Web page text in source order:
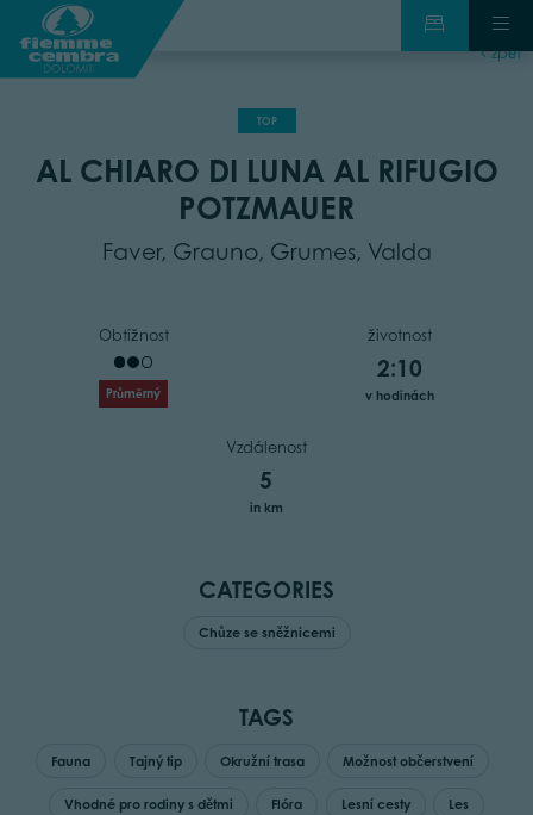
zpět
TOP
AL CHIARO DI LUNA AL RIFUGIO
POTZMAUER
Faver, Grauno, Grumes, Valda
Obtížnost
Průměrný
životnost
2:10
v hodinách
Vzdálenost
5
in km
CATEGORIES
Chůze se sněžnicemi
TAGS
Fauna Tajný tip Okružní trasa Možnost občerstvení
Vhodné pro rodiny s dětmi Flóra Lesní cesty Les